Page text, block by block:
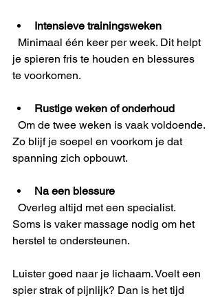
Intensieve trainingsweken
je spieren fris te houden en blessures
te voorkomen.
Rustige weken of onderhoud
Zo blijf je soepel en voorkom je dat
spanning zich opbouwt.
Na een blessure
Soms is vaker massage nodig om het
herstel te ondersteunen.
Luister goed naar je lichaam. Voelt een
spier strak of pijnlijk? Dan is het tijd